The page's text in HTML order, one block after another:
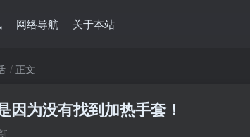
网络导航 关于本站
正文
因为没有找到加热手套！